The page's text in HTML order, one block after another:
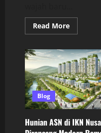
Read MoreRead
more
Masa
Depan
IKN
2025
Dengan
Smart
City
Hijau
Modern
Cerdas
Blog
Hunian ASN di IKN